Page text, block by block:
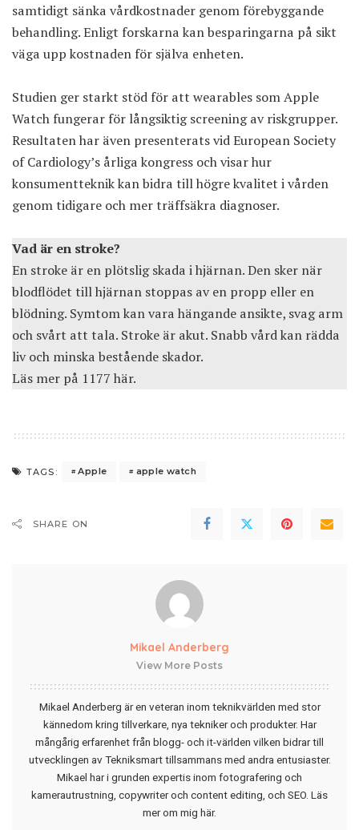
samtidigt sänka vårdkostnader genom förebyggande
behandling. Enligt forskarna kan besparingarna på sikt
väga upp kostnaden för själva enheten.
Studien ger starkt stöd för att wearables som Apple
Watch fungerar för långsiktig screening av riskgrupper.
Resultaten har även presenterats vid European Society
of Cardiology’s årliga kongress och visar hur
konsumentteknik kan bidra till högre kvalitet i vården
genom tidigare och mer träffsäkra diagnoser.
Vad är en stroke?
En stroke är en plötslig skada i hjärnan. Den sker när
blodflödet till hjärnan stoppas av en propp eller en
blödning. Symtom kan vara hängande ansikte, svag arm
och svårt att tala. Stroke är akut. Snabb vård kan rädda
liv och minska bestående skador.
Läs mer på 1177 här.
TAGS: Apple apple watch
SHARE ON
Mikael Anderberg
View More Posts
Mikael Anderberg är en veteran inom teknikvärlden med stor
kännedom kring tillverkare, nya tekniker och produkter. Har
mångårig erfarenhet från blogg- och it-världen vilken bidrar till
utvecklingen av Tekniksmart tillsammans med andra entusiaster.
Mikael har i grunden expertis inom fotografering och
kamerautrustning, copywriter och content editing, och SEO. Läs
mer om mig här.